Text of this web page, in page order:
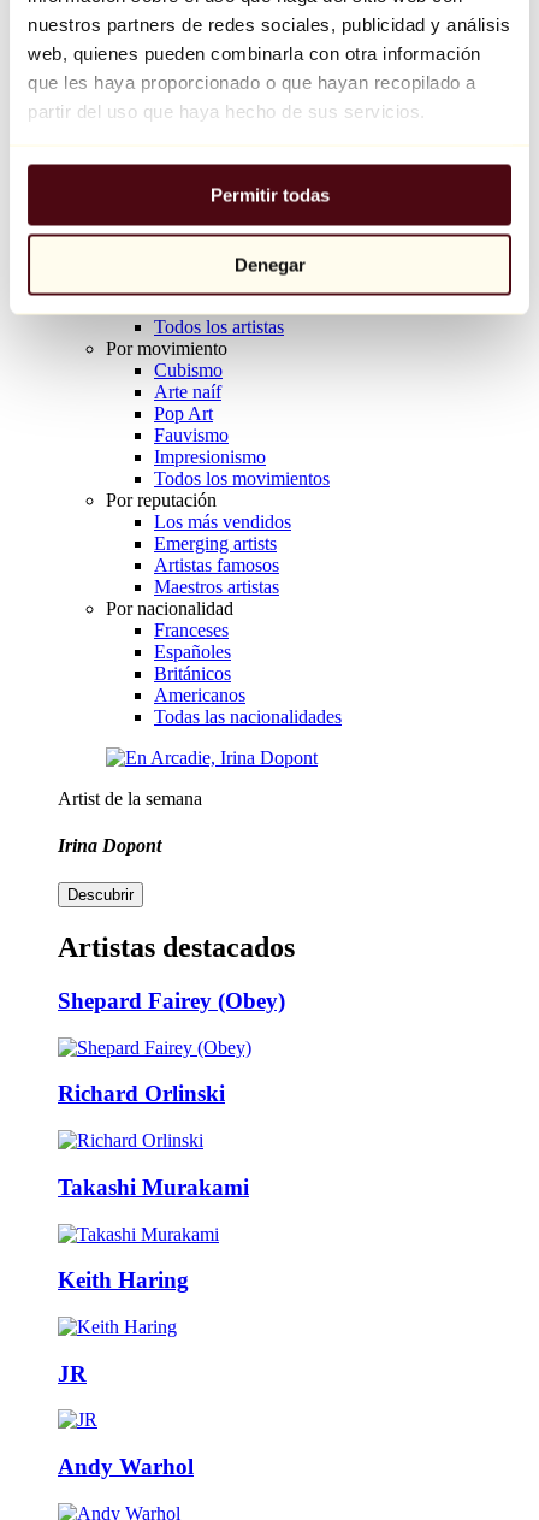
nuestros partners de redes sociales, publicidad y análisis
web, quienes pueden combinarla con otra información
que les haya proporcionado o que hayan recopilado a
partir del uso que haya hecho de sus servicios.
Permitir todas
Denegar
Balloon Dog (Orange)
Jeff Koons
10.000 €
Explorar
Todos los escultores
Todos los fotógrafos
Todos los artistas
Por movimiento
Cubismo
Arte naíf
Pop Art
Fauvismo
Impresionismo
Todos los movimientos
Por reputación
Los más vendidos
Emerging artists
Artistas famosos
Maestros artistas
Por nacionalidad
Franceses
Españoles
Británicos
Americanos
Todas las nacionalidades
Artist de la semana
Irina Dopont
Descubrir
Artistas destacados
Shepard Fairey (Obey)
Richard Orlinski
Takashi Murakami
Keith Haring
JR
Andy Warhol